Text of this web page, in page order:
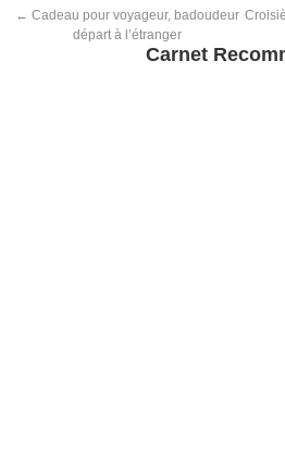
← Cadeau pour voyageur, badoudeur
départ à l’étranger
Carnet